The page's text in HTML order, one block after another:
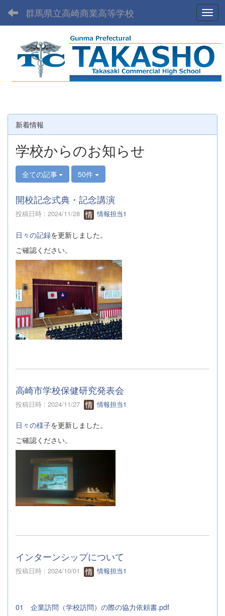
群馬県立高崎商業高等学校
新着情報
学校からのお知らせ
全ての記事 50件
開校記念式典・記念講演
投稿日時 : 2024/11/28 情報担当1
日々の記録を更新しました。
ご確認ください。
高崎市学校保健研究発表会
投稿日時 : 2024/11/27 情報担当1
日々の様子を更新しました。
ご確認ください。
インターンシップについて
投稿日時 : 2024/10/01 情報担当1
01 企業訪問（学校訪問）の際の協力依頼書.pdf